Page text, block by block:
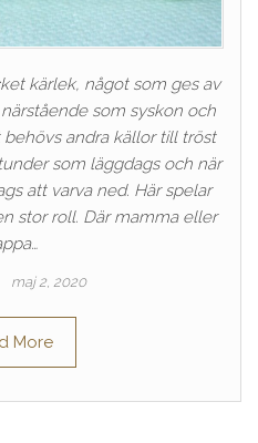
kärlek, något som ges av
som syskon och
behövs andra källor till tröst
som läggdags och när
att varva ned. Här spelar
stor roll. Där mamma eller
maj 2, 2020
More